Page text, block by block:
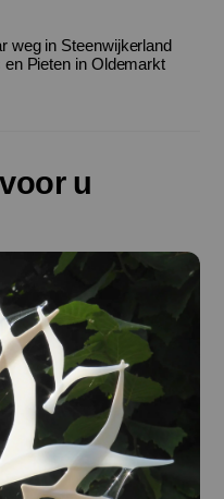
weg in Steenwijkerland
Pieten in Oldemarkt
u